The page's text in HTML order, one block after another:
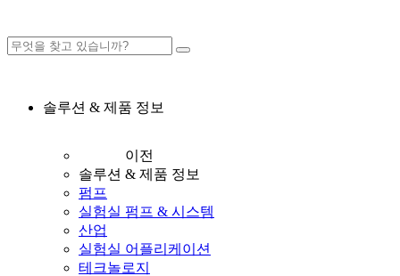
솔루션 & 제품 정보
이전
솔루션 & 제품 정보
펌프
실험실 펌프 & 시스템
산업
실험실 어플리케이션
테크놀로지